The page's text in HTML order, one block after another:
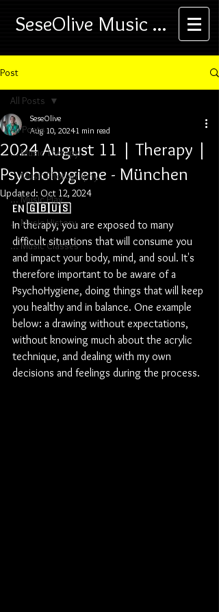
SeseOlive Music ...
Post
All Posts
... Music Therapy
... Music Photography
... Music Play
... Music History
... Music Classes
All Posts
2024 August 11 | Therapy |
Psychohygiene - München
SeseOlive
Aug 10, 20241 min read
Updated: Oct 12, 2024
EN 🇬🇧🇺🇸
In therapy, you are exposed to many
difficult situations that will consume you
and impact your body, mind, and soul. It's
therefore important to be aware of a
PsychoHygiene, doing things that will keep
you healthy and in balance. One example
below: a drawing without expectations,
without knowing much about the acrylic
technique, and dealing with my own
decisions and feelings during the process.